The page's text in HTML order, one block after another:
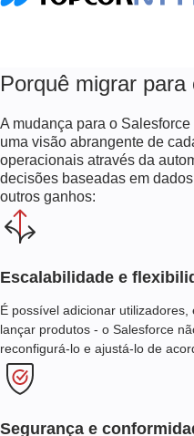
Porquê migrar
A mudança para o
uma visão abrangente de
operacionais através da
decisões baseadas em
outros ganhos:
Escalabilidade e
É possível adicionar
lançar produtos - o Salesforce
reconfigurá-lo e ajustá-lo de
Segurança e